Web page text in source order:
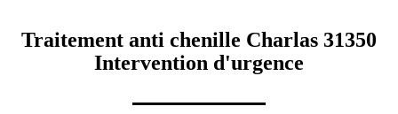
Traitement anti chenille Charlas 31350
Intervention d'urgence